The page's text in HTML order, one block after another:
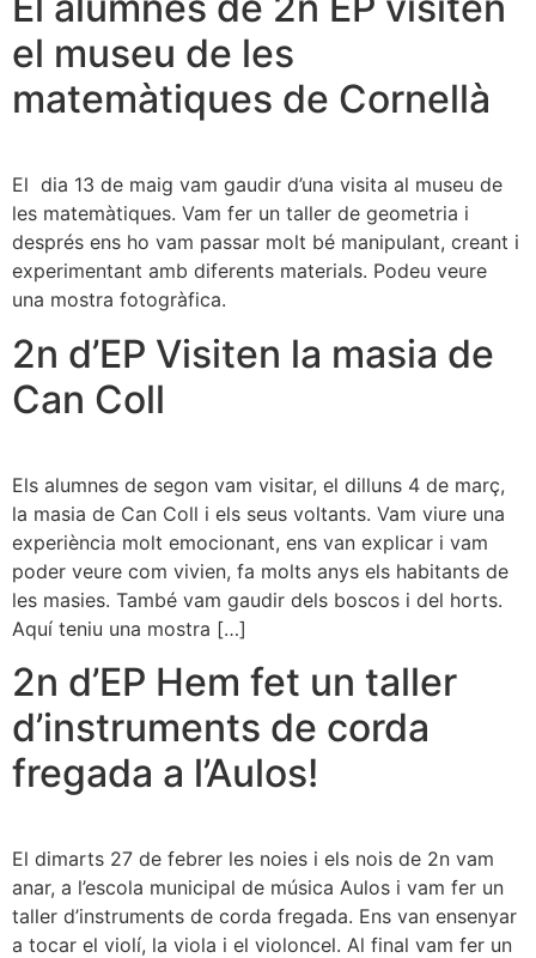
el museu de les
matemàtiques de Cornellà
El dia 13 de maig vam gaudir d’una visita al museu de
les matemàtiques. Vam fer un taller de geometria i
després ens ho vam passar molt bé manipulant, creant i
experimentant amb diferents materials. Podeu veure
una mostra fotogràfica.
2n d’EP Visiten la masia de
Can Coll
Els alumnes de segon vam visitar, el dilluns 4 de març,
la masia de Can Coll i els seus voltants. Vam viure una
experiència molt emocionant, ens van explicar i vam
poder veure com vivien, fa molts anys els habitants de
les masies. També vam gaudir dels boscos i del horts.
Aquí teniu una mostra […]
2n d’EP Hem fet un taller
d’instruments de corda
fregada a l’Aulos!
El dimarts 27 de febrer les noies i els nois de 2n vam
anar, a l’escola municipal de música Aulos i vam fer un
taller d’instruments de corda fregada. Ens van ensenyar
a tocar el violí, la viola i el violoncel. Al final vam fer un